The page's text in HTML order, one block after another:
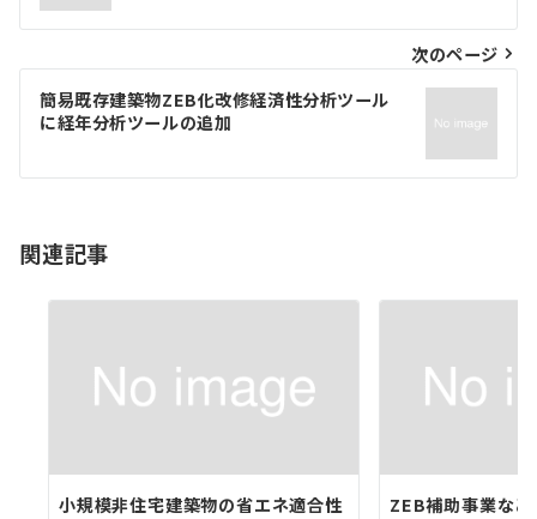
ナ
ビ
ゲ
ー
シ
ン
次のページ
簡易既存建築物ZEB化改修経済性分析ツール
に経年分析ツールの追加
関連記事
小規模非住宅建築物の省エネ適合性
ZEB補助事業な